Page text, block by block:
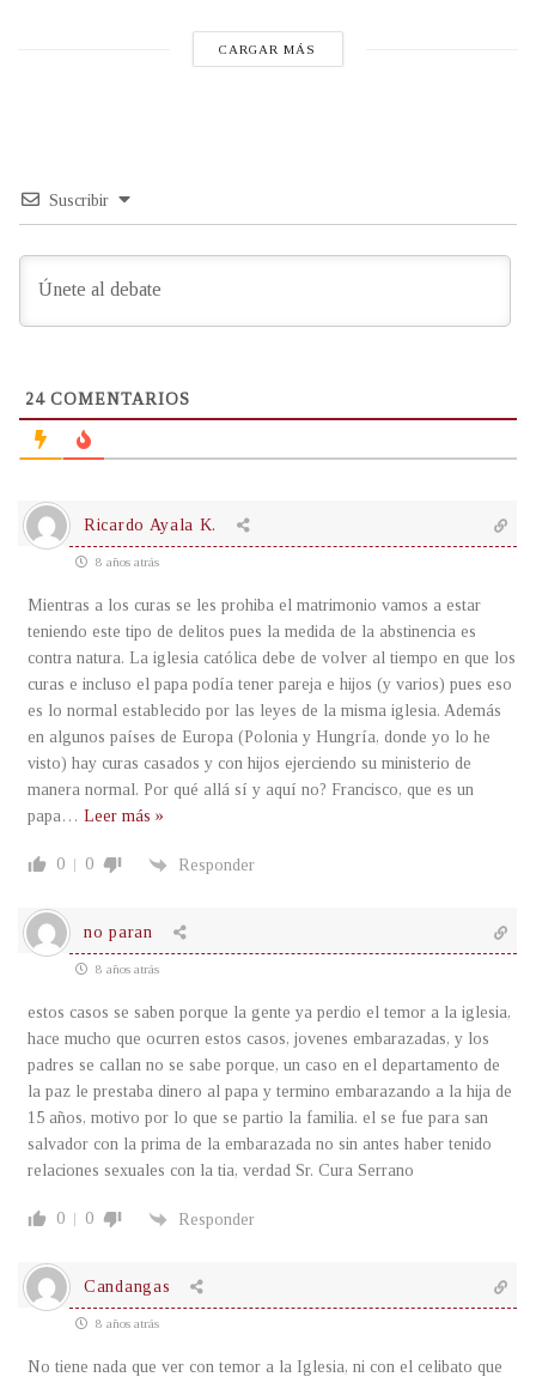
CARGAR MÁS
Suscribir
24COMENTARIOS
Ricardo Ayala K.
8 años atrás
Mientras a los curas se les prohiba el matrimonio vamos a estar
teniendo este tipo de delitos pues la medida de la abstinencia es
contra natura. La iglesia católica debe de volver al tiempo en que los
curas e incluso el papa podía tener pareja e hijos (y varios) pues eso
es lo normal establecido por las leyes de la misma iglesia. Además
en algunos países de Europa (Polonia y Hungría, donde yo lo he
visto) hay curas casados y con hijos ejerciendo su ministerio de
manera normal. Por qué allá sí y aquí no? Francisco, que es un
papa… Leer más »
0 0 Responder
no paran
8 años atrás
estos casos se saben porque la gente ya perdio el temor a la iglesia,
hace mucho que ocurren estos casos, jovenes embarazadas, y los
padres se callan no se sabe porque, un caso en el departamento de
la paz le prestaba dinero al papa y termino embarazando a la hija de
15 años, motivo por lo que se partio la familia. el se fue para san
salvador con la prima de la embarazada no sin antes haber tenido
relaciones sexuales con la tia, verdad Sr. Cura Serrano
0 0 Responder
Candangas
8 años atrás
No tiene nada que ver con temor a la Iglesia, ni con el celibato que